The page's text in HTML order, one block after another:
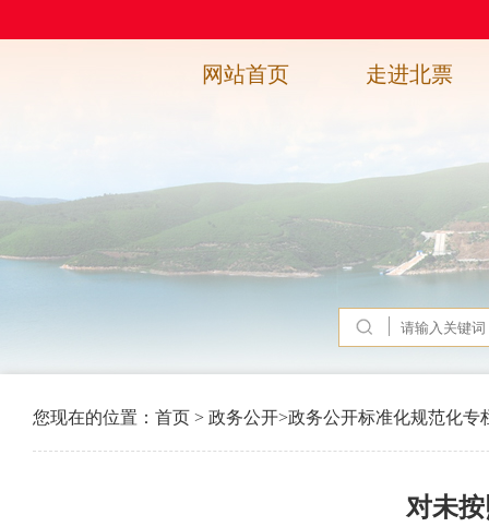
网站首页 走进北票
您现在的位置： 首页 > 政务公开>政务公开标准化规范化专
对未